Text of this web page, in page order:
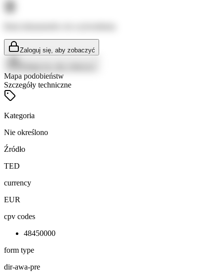
Zaloguj się, aby zobaczyć
Mapa podobieństw
Szczegóły techniczne
Kategoria
Nie określono
Źródło
TED
currency
EUR
cpv codes
48450000
form type
dir-awa-pre